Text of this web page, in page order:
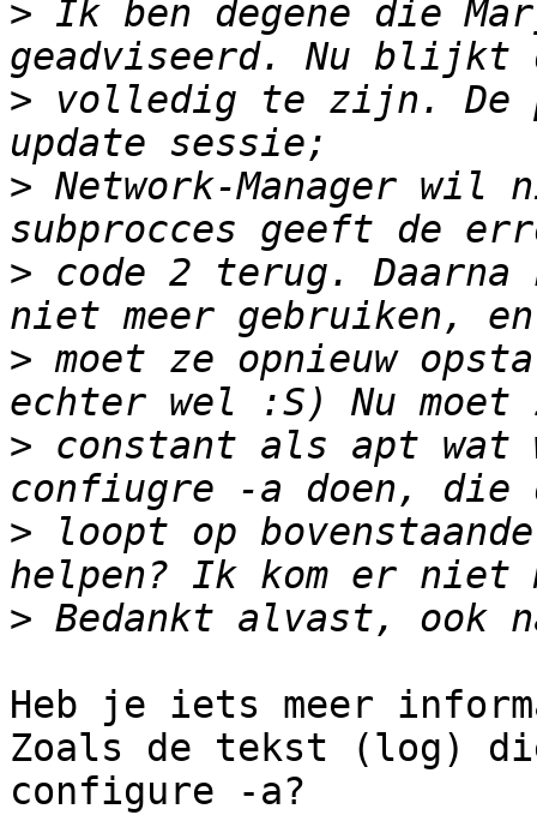
> Ik ben degene die
> volledig te zijn. De
> Network-Manager wil
> code 2 terug. Daarna
> moet ze opnieuw
> constant als apt
> loopt op
>
Heb je iets meer
Zoals de tekst (log)
configure -a?